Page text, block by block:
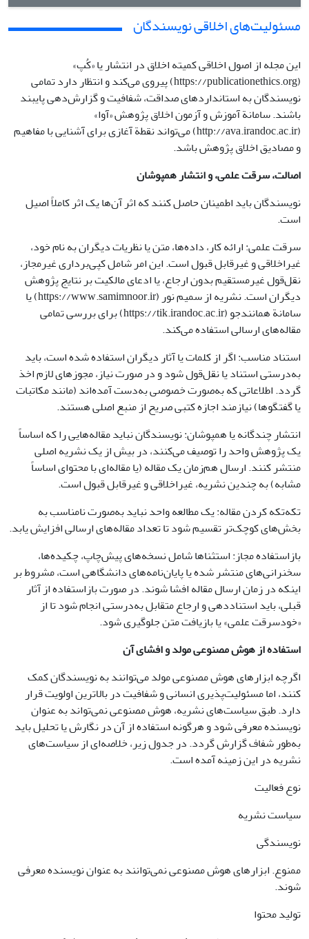
مسئولیت‌های اخلاقی نویسندگان
این مجله از اصول اخلاقی کمیته اخلاق در انتشار یا «کُپ»
(https://publicationethics.org) پیروی می‌کند و انتظار دارد تمامی
نویسندگان به استانداردهای صداقت، شفافیت و گزارش‌دهی پایبند
باشند. سامانة آموزش و آزمون اخلاق پژوهش «آوا»
(http://ava.irandoc.ac.ir) می‌تواند نقطة آغازی برای آشنایی با مفاهیم
و مصادیق اخلاق پژوهش باشد.
اصالت، سرقت علمی، و انتشار همپوشان
نویسندگان باید اطمینان حاصل کنند که اثر آن‌ها یک اثر کاملاً اصیل
است.
سرقت علمی: ارائه کار، داده‌ها، متن یا نظریات دیگران به نام خود،
غیراخلاقی و غیرقابل قبول است. این امر شامل کپی‌برداری غیرمجاز،
نقل‌قول غیرمستقیم بدون ارجاع، یا ادعای مالکیت بر نتایج پژوهش
دیگران است. نشریه از سمیم نور (https://www.samimnoor.ir) یا
سامانة همانندجو (https://tik.irandoc.ac.ir) برای بررسی تمامی
مقاله‌های ارسالی استفاده می‌کند.
استناد مناسب: اگر از کلمات یا آثار دیگران استفاده شده است، باید
به‌درستی استناد یا نقل‌قول شود و در صورت نیاز، مجوزهای لازم اخذ
گردد. اطلاعاتی که به‌صورت خصوصی به‌دست آمده‌اند (مانند مکاتبات
یا گفتگوها) نیازمند اجازه کتبی صریح از منبع اصلی هستند.
انتشار چندگانه یا همپوشان: نویسندگان نباید مقاله‌هایی را که اساساً
یک پژوهش واحد را توصیف می‌کنند، در بیش از یک نشریه اصلی
منتشر کنند. ارسال هم‌زمان یک مقاله (یا مقاله‌ای با محتوای اساساً
مشابه) به چندین نشریه، غیراخلاقی و غیرقابل قبول است.
تکه‌تکه کردن مقاله: یک مطالعه واحد نباید به‌صورت نامناسب به
بخش‌های کوچک‌تر تقسیم شود تا تعداد مقاله‌های ارسالی افزایش یابد.
بازاستفاده مجاز: استثناها شامل نسخه‌های پیش‌چاپ، چکیده‌ها،
سخنرانی‌های منتشر شده یا پایان‌نامه‌های دانشگاهی است، مشروط بر
اینکه در زمان ارسال مقاله افشا شوند. در صورت بازاستفاده از آثار
قبلی، باید استناددهی و ارجاع متقابل به‌درستی انجام شود تا از
«خودسرقت علمی» یا بازیافت متن جلوگیری شود.
استفاده از هوش مصنوعی مولد و افشای آن
اگرچه ابزارهای هوش مصنوعی مولد می‌توانند به نویسندگان کمک
کنند، اما مسئولیت‌پذیری انسانی و شفافیت در بالاترین اولویت قرار
دارد. طبق سیاست‌های نشریه، هوش مصنوعی نمی‌تواند به عنوان
نویسنده معرفی شود و هرگونه استفاده از آن در نگارش یا تحلیل باید
به‌طور شفاف گزارش گردد. در جدول زیر، خلاصه‌ای از سیاست‌های
نشریه در این زمینه آمده است.
نوع فعالیت
سیاست نشریه
نویسندگی
ممنوع. ابزارهای هوش مصنوعی نمی‌توانند به عنوان نویسنده معرفی
شوند.
تولید محتوا